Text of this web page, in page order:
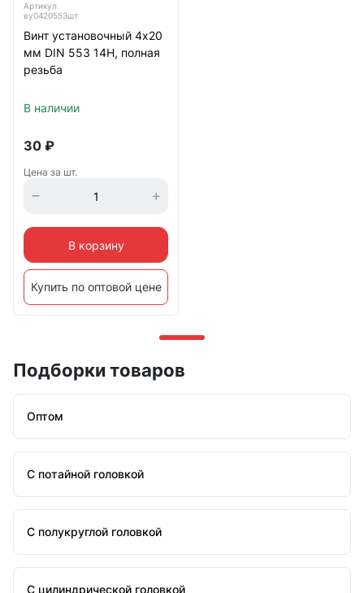
Артикул
ву0420553шт
Винт установочный 4х20
мм DIN 553 14Н, полная
резьба
В наличии
30 ₽
Цена за шт.
В корзину
Купить по оптовой цене
Подборки товаров
Оптом
С потайной головкой
С полукруглой головкой
С цилиндрической головкой